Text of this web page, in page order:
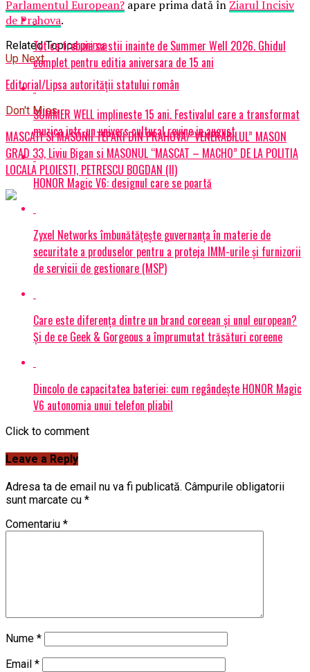
Parlamentul European? apare prima dată în Ziarul Incisiv
de Prahova.
Related Topics:prima
Up Next
Editorial/Lipsa autorității statului român
Don't Miss
MASCATI SI MASONII TEPARI DIN PRAHOVA/”VENERABILUL” MASON
GRAD 33, Liviu Bigan si MASONUL “MASCAT – MACHO” DE LA POLITIA
LOCALA PLOIESTI, PETRESCU BOGDAN (II)
Tot ce trebuie sa stii inainte de Summer Well 2026. Ghidul
complet pentru editia aniversara de 15 ani
SUMMER WELL implineste 15 ani. Festivalul care a transformat
muzica intr-un univers cultural revine in august
HONOR Magic V6: designul care se poartă
Zyxel Networks îmbunătățește guvernanța în materie de
securitate a produselor pentru a proteja IMM-urile și furnizorii
de servicii de gestionare (MSP)
Care este diferența dintre un brand coreean și unul european?
Și de ce Geek & Gorgeous a împrumutat trăsături coreene
Dincolo de capacitatea bateriei: cum regândește HONOR Magic
V6 autonomia unui telefon pliabil
Click to comment
Leave a Reply
Adresa ta de email nu va fi publicată. Câmpurile obligatorii
sunt marcate cu *
Comentariu *
Nume *
Email *